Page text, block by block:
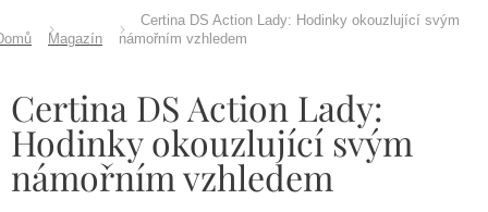
Magazín
Certina DS Action Lady: Hodinky okouzlující svým
námořním vzhledem
Certina DS Action Lady:
Hodinky okouzlující svým
námořním vzhledem